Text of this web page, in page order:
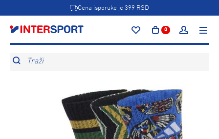
Cena isporuke je 399 RSD
0
Traži